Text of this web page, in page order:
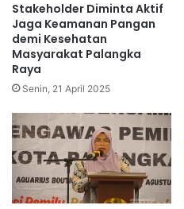
Stakeholder Diminta Aktif
Jaga Keamanan Pangan
demi Kesehatan
Masyarakat Palangka
Raya
Senin, 21 April 2025